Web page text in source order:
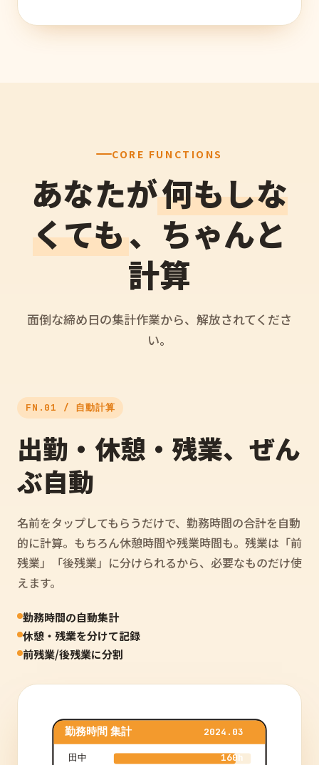
CORE FUNCTIONS
あなたが何もしな
くても、ちゃんと
計算
面倒な締め日の集計作業から、解放されてくださ
い。
FN.01 / 自動計算
出勤・休憩・残業、ぜん
ぶ自動
名前をタップしてもらうだけで、勤務時間の合計を自動
的に計算。もちろん休憩時間や残業時間も。残業は「前
残業」「後残業」に分けられるから、必要なものだけ使
えます。
勤務時間の自動集計
休憩・残業を分けて記録
前残業/後残業に分割
勤務時間 集計 2024.03
田中
160h